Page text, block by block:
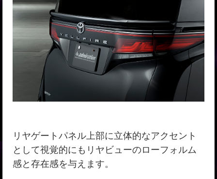
リヤゲートパネル上部に立体的なアクセント
として視覚的にもリヤビューのローフォルム
感と存在感を与えます。